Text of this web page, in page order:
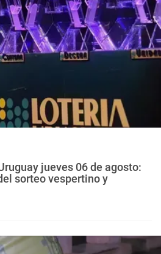
jueves 06 de agosto:
sorteo vespertino y